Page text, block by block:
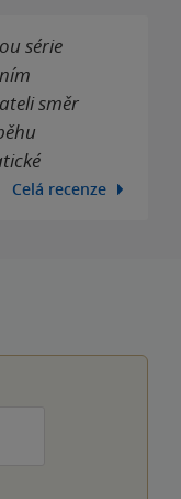
série
směr
Celá recenze